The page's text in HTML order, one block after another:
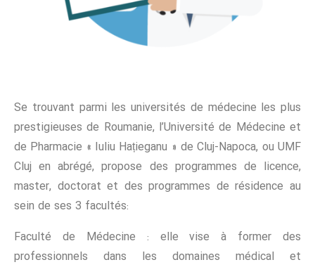
Se trouvant parmi les universités de médecine les plus
prestigieuses de Roumanie, l’Université de Médecine et
de Pharmacie « Iuliu Hațieganu » de Cluj-Napoca, ou UMF
Cluj en abrégé, propose des programmes de licence,
master, doctorat et des programmes de résidence au
sein de ses 3 facultés:
Faculté de Médecine : elle vise à former des
professionnels dans les domaines médical et